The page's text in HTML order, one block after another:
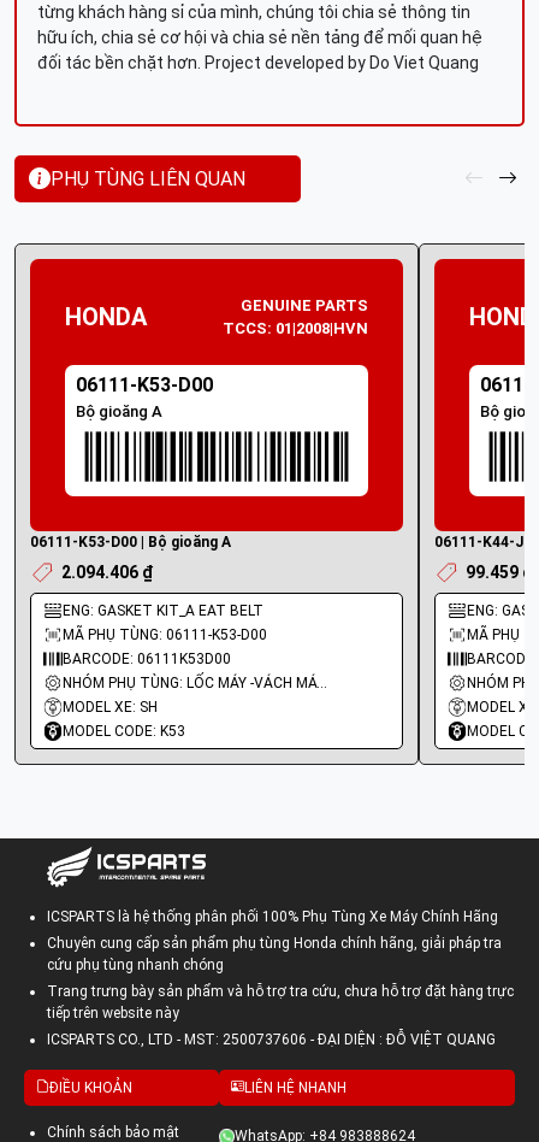
từng khách hàng sỉ của mình, chúng tôi chia sẻ thông tin
hữu ích, chia sẻ cơ hội và chia sẻ nền tảng để mối quan hệ
đối tác bền chặt hơn. Project developed by Do Viet Quang
PHỤ TÙNG LIÊN QUAN
HONDA
GENUINE PARTS
TCCS: 01|2008|HVN
06111-K53-D00
Bộ gioăng A
06111-K53-D00 | Bộ gioăng A
2.094.406 ₫
ENG: GASKET KIT_A EAT BELT
MÃ PHỤ TÙNG: 06111-K53-D00
BARCODE: 06111K53D00
NHÓM PHỤ TÙNG: LỐC MÁY -VÁCH MÁY - GIOĂNG MÁY
MODEL XE: SH
MODEL CODE: K53
Bộ
06111-K44-
99.459 ₫
ENG:
MÃ PHỤ
MODEL
MODEL
ICSPARTS là hệ thống phân phối 100% Phụ Tùng Xe Máy Chính Hãng
Chuyên cung cấp sản phẩm phụ tùng Honda chính hãng, giải pháp tra
cứu phụ tùng nhanh chóng
Trang trưng bày sản phẩm và hỗ trợ tra cứu, chưa hỗ trợ đặt hàng trực
tiếp trên website này
ICSPARTS CO., LTD - MST: 2500737606 - ĐẠI DIỆN : ĐỖ VIỆT QUANG
ĐIỀU KHOẢN
Chính sách bảo mật
LIÊN HỆ NHANH
WhatsApp: +84 983888624